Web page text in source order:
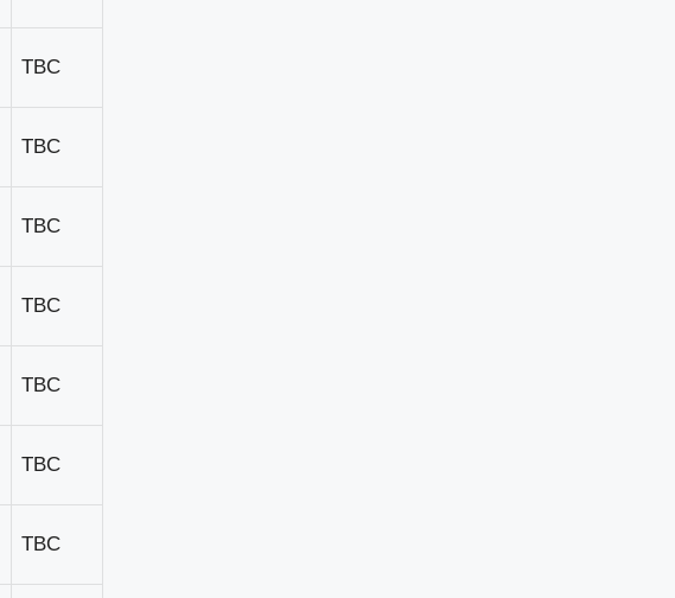
TBC
TBC
TBC
TBC
TBC
TBC
TBC